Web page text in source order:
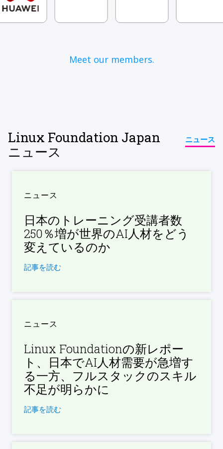
Meet our members.
Linux Foundation Japan
ニュース
ニュース
ニュース
日本のトレーニング受講者数
250％増が世界のAI人材をどう
変えているのか
記事を読む
ニュース
Linux Foundationの新レポー
ト、日本でAI人材需要が急増す
る一方、フルスタックのスキル
不足が明らかに
記事を読む